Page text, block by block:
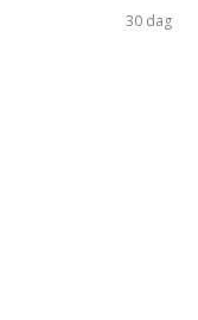
30 dag